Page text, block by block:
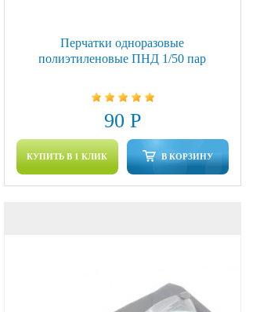
Перчатки одноразовые
полиэтиленовые ПНД 1/50 пар
90 Р
КУПИТЬ В 1 КЛИК В КОРЗИНУ